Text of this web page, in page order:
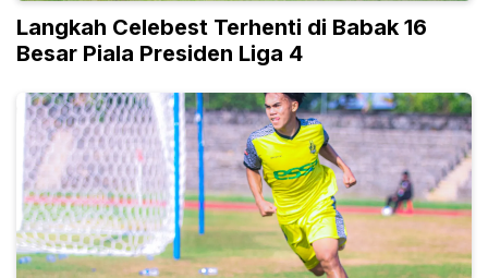
Langkah Celebest Terhenti di Babak 16
Besar Piala Presiden Liga 4